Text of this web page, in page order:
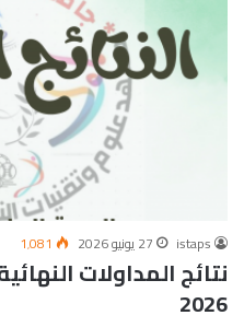
istaps 27 يونيو 2026 1٬081
2026